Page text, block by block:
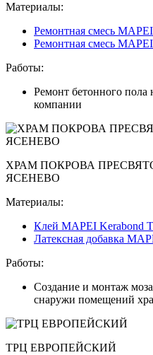
Материалы:
Ремонтная смесь
Ремонтная смесь
Работы:
Ремонт бетонного пола
компании
ХРАМ ПОКРОВА
ЯСЕНЕВО
Материалы:
Клей MAPEI Kerabond
Латексная добавка
Работы:
Создание и монтаж
снаружи помещений
ТРЦ ЕВРОПЕЙСКИЙ